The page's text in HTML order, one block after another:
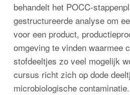
behandelt het POCC-
gestructureerde analyse om
voor een product,
omgeving te vinden waarmee
stofdeeltjes zo veel mogelijk
cursus richt zich op dode
microbiologische contaminatie.